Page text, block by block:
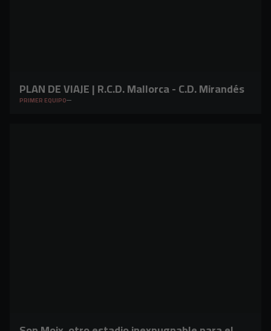
PLAN DE VIAJE | R.C.D. Mallorca - C.D. Mirandés
PRIMER EQUIPO